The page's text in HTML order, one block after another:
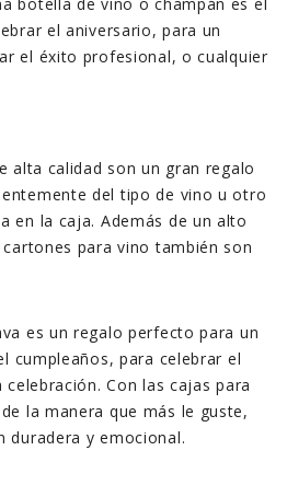
el aniversario, para un
el éxito profesional, o cualquier
alta calidad son un gran regalo
del tipo de vino u otro
en la caja. Además de un alto
para vino también son
es un regalo perfecto para un
cumpleaños, para celebrar el
Con las cajas para
la manera que más le guste,
duradera y emocional.